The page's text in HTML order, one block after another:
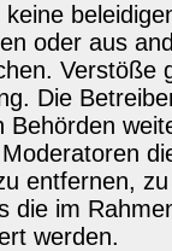
oder aus
Verstöße
Die
Behörden
entfernen,
die im
werden.